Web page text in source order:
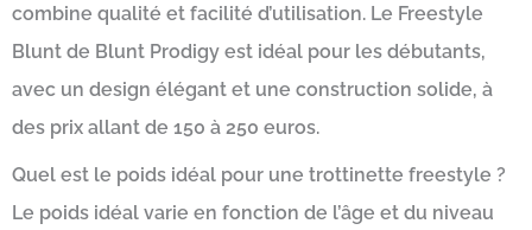
combine qualité et facilité d’utilisation. Le Freestyle
Blunt de Blunt Prodigy est idéal pour les débutants,
avec un design élégant et une construction solide, à
des prix allant de 150 à 250 euros.
Quel est le poids idéal pour une trottinette freestyle ?
Le poids idéal varie en fonction de l’âge et du niveau